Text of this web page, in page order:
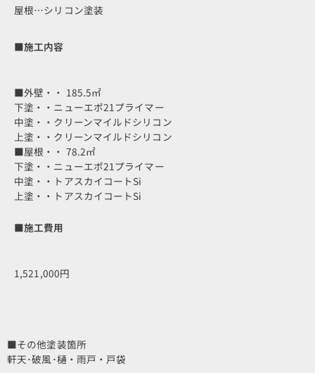
屋根…シリコン塗装
■施工内容
■外壁・・ 185.5㎡
下塗・・ニューエポ21プライマー
中塗・・クリーンマイルドシリコン
上塗・・クリーンマイルドシリコン
■屋根・・ 78.2㎡
下塗・・ニューエポ21プライマー
中塗・・トアスカイコートSi
上塗・・トアスカイコートSi
■施工費用
1,521,000円
■その他塗装箇所
軒天･破風･樋・雨戸・戸袋